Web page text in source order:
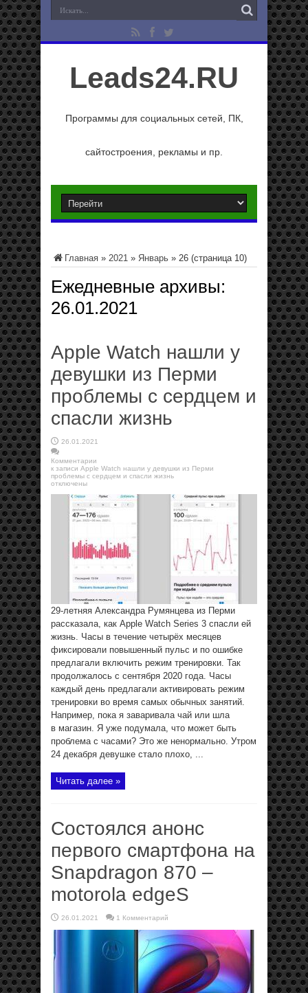
Leads24.RU
Программы для социальных сетей, ПК,
сайтостроения, рекламы и пр.
Главная » 2021 » Январь » 26 (страница 10)
Ежедневные архивы:
26.01.2021
Apple Watch нашли у
девушки из Перми
проблемы с сердцем и
спасли жизнь
26.01.2021
Комментарии
к записи Apple Watch нашли у девушки из Перми
проблемы с сердцем и спасли жизнь
отключены
29-летняя Александра Румянцева из Перми
рассказала, как Apple Watch Series 3 спасли ей
жизнь. Часы в течение четырёх месяцев
фиксировали повышенный пульс и по ошибке
предлагали включить режим тренировки. Так
продолжалось с сентября 2020 года. Часы
каждый день предлагали активировать режим
тренировки во время самых обычных занятий.
Например, пока я заваривала чай или шла
в магазин. Я уже подумала, что может быть
проблема с часами? Это же ненормально. Утром
24 декабря девушке стало плохо, ...
Читать далее »
Состоялся анонс
первого смартфона на
Snapdragon 870 –
motorola edgeS
26.01.2021 1 Комментарий